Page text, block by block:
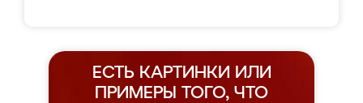
ЕСТЬ КАРТИНКИ ИЛИ
ПРИМЕРЫ
ТОГО, ЧТО